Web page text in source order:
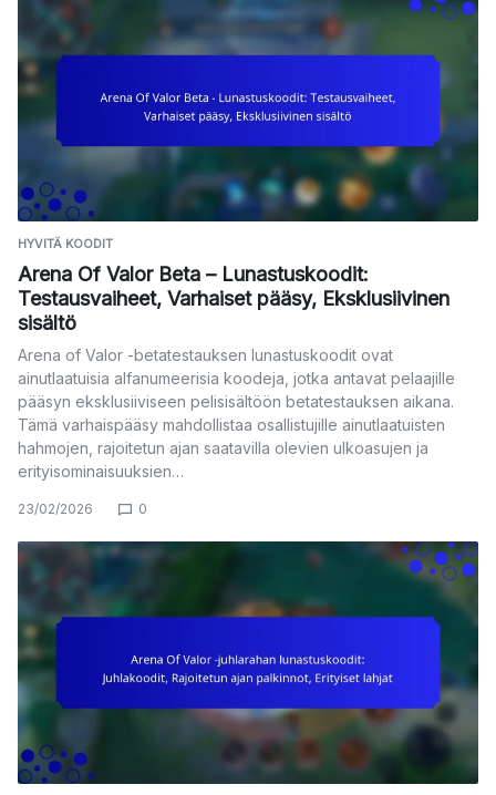
HYVITÄ KOODIT
Arena Of Valor Beta – Lunastuskoodit:
Testausvaiheet, Varhaiset pääsy, Eksklusiivinen
sisältö
Arena of Valor -betatestauksen lunastuskoodit ovat
ainutlaatuisia alfanumeerisia koodeja, jotka antavat pelaajille
pääsyn eksklusiiviseen pelisisältöön betatestauksen aikana.
Tämä varhaispääsy mahdollistaa osallistujille ainutlaatuisten
hahmojen, rajoitetun ajan saatavilla olevien ulkoasujen ja
erityisominaisuuksien…
23/02/2026 0